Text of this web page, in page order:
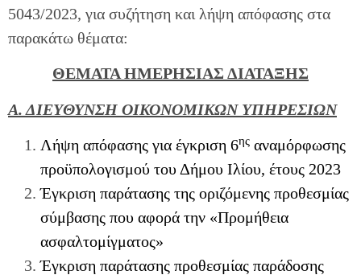
5043/2023, για συζήτηση και λήψη απόφασης στα
παρακάτω θέματα:
ΘΕΜΑΤΑ ΗΜΕΡΗΣΙΑΣ ΔΙΑΤΑΞΗΣ
Α. ΔΙΕΥΘΥΝΣΗ ΟΙΚΟΝΟΜΙΚΩΝ ΥΠΗΡΕΣΙΩΝ
Λήψη απόφασης για έγκριση 6ης αναμόρφωσης
προϋπολογισμού του Δήμου Ιλίου, έτους 2023
Έγκριση παράτασης της οριζόμενης προθεσμίας
σύμβασης που αφορά την «Προμήθεια
ασφαλτομίγματος»
Έγκριση παράτασης προθεσμίας παράδοσης